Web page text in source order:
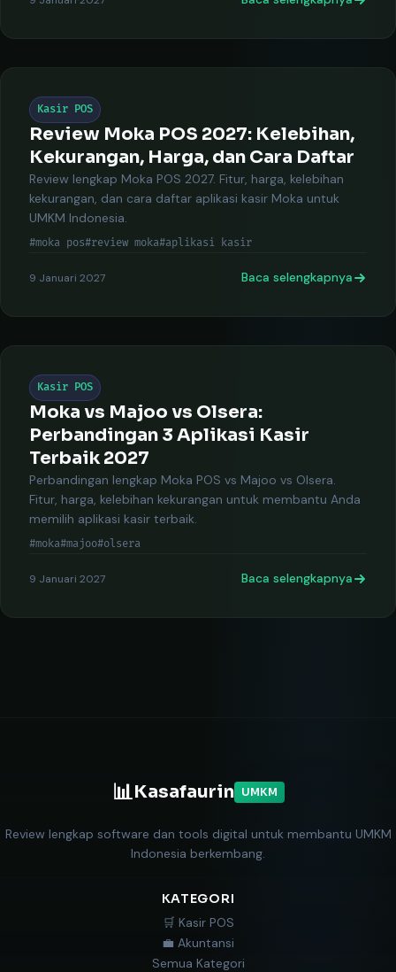
Kasir POS
Review Moka POS 2027: Kelebihan,
Kekurangan, Harga, dan Cara Daftar
Review lengkap Moka POS 2027. Fitur, harga, kelebihan
kekurangan, dan cara daftar aplikasi kasir Moka untuk
UMKM Indonesia.
#moka pos#review moka#aplikasi kasir
9 Januari 2027 Baca selengkapnya
Kasir POS
Moka vs Majoo vs Olsera:
Perbandingan 3 Aplikasi Kasir
Terbaik 2027
Perbandingan lengkap Moka POS vs Majoo vs Olsera.
Fitur, harga, kelebihan kekurangan untuk membantu Anda
memilih aplikasi kasir terbaik.
#moka#majoo#olsera
9 Januari 2027 Baca selengkapnya
📊Kasafaurin UMKM
Review lengkap software dan tools digital untuk membantu UMKM
Indonesia berkembang.
KATEGORI
🛒 Kasir POS
💼 Akuntansi
Semua Kategori